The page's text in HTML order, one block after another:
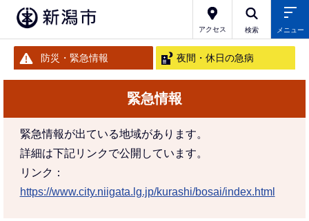
アクセス 検索 メニュー
防災・緊急情報 夜間・休日の急病
緊急情報
緊急情報が出ている地域があります。
詳細は下記リンクで公開しています。
リンク：
https://www.city.niigata.lg.jp/kurashi/bosai/index.html